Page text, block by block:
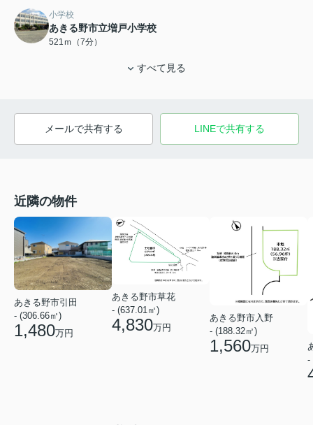
小学校
あきる野市立増戸小学校
521ｍ（7分）
すべて見る
メールで共有する LINEで共有する
近隣の物件
あきる野市引田
- (306.66㎡)
1,480万円
あきる野市草花
- (637.01㎡)
4,830万円
あきる野市入野
- (188.32㎡)
1,560万円
-